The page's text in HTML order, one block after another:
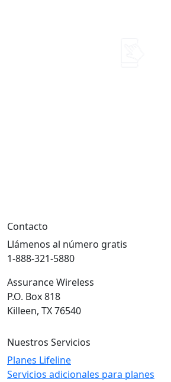
Contacto
Llámenos al número gratis
1-888-321-5880
Assurance Wireless
P.O. Box 818
Killeen, TX 76540
Nuestros Servicios
Planes Lifeline
Servicios adicionales para planes